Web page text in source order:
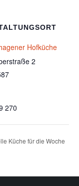
Hofküche
2
270
Küche für die Woche